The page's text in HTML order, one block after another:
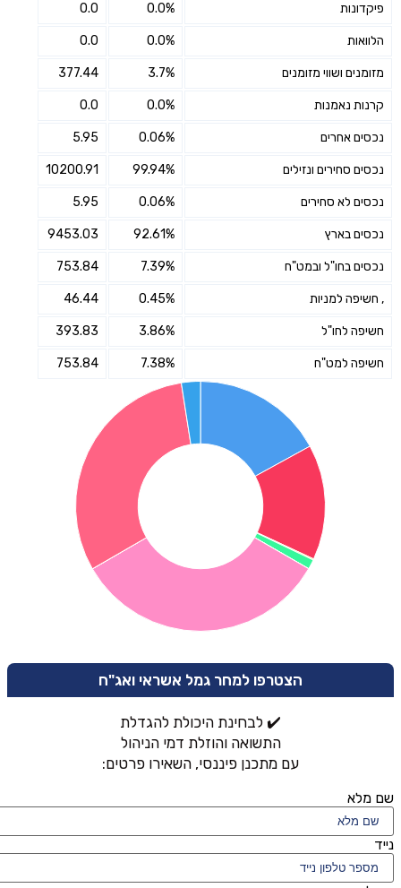
פיקדונות 0.0%
0.0
הלוואות 0.0%
0.0
מזומנים ושווי מזומנים 3.7%
377.44
קרנות נאמנות 0.0%
0.0
נכסים אחרים 0.06%
5.95
נכסים סחירים ונזילים 99.94%
10200.91
נכסים לא סחירים 0.06%
5.95
נכסים בארץ 92.61%
9453.03
נכסים בחו"ל ובמט"ח 7.39%
753.84
, חשיפה למניות 0.45%
46.44
חשיפה לחו"ל 3.86%
393.83
חשיפה למט"ח 7.38%
753.84
הצטרפו למחר גמל אשראי ואג"ח
✔️ לבחינת היכולת להגדלת
התשואה והוזלת דמי הניהול
עם מתכנן פיננסי, השאירו פרטים:
שם מלא
נייד